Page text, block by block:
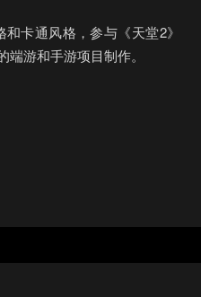
卡通风格，参与《天堂2》
游和手游项目制作。